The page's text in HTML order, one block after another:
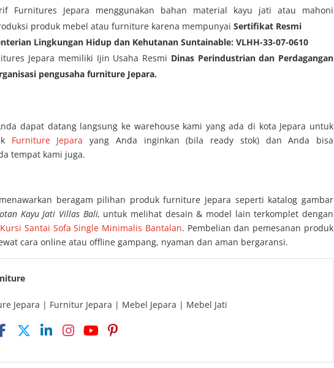
Furnitures Jepara menggunakan bahan material kayu jati atau mahoni
produk mebel atau furniture karena mempunyaiSertifikat Resmi
Lingkungan Hidup dan Kehutanan Suntainable: VLHH-33-07-0610
Jepara memiliki Ijin Usaha Resmi Dinas Perindustrian dan Perdagangan
pengusaha furniture Jepara.
dapat datang langsung ke warehouse kami yang ada di kota Jepara untuk
Furniture Jepara yang Anda inginkan (bila ready stok) dan Anda bisa
tempat kami juga.
beragam pilihan produk furniture Jepara seperti katalog gambar
Kayu Jati Villas Bali, untuk melihat desain & model lain terkomplet dengan
Kursi Santai Sofa Single Minimalis Bantalan. Pembelian dan pemesanan produk
cara online atau offline gampang, nyaman dan aman bergaransi.
Jepara | Furnitur Jepara | Mebel Jepara | Mebel Jati